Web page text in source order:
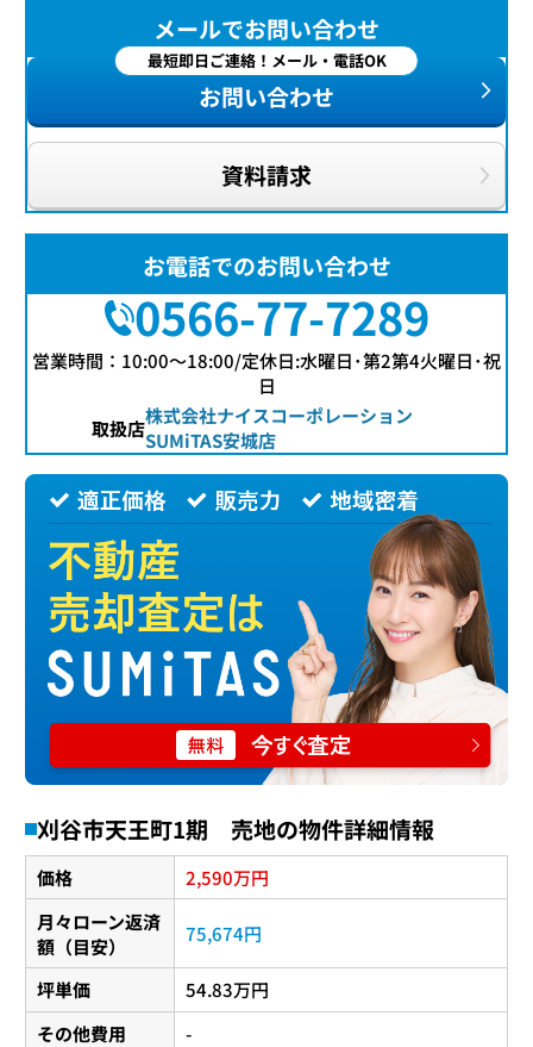
メールでお問い合わせ
最短即日ご連絡！メール・電話OK
お問い合わせ
資料請求
お電話でのお問い合わせ
0566-77-7289
営業時間：10:00〜18:00/定休日:水曜日･第2第4火曜日･祝
日
取扱店株式会社ナイスコーポレーション
SUMiTAS安城店
刈谷市天王町1期 売地の物件詳細情報
価格 2,590万円
月々ローン返済
額（目安）
75,674円
坪単価
54.83万円
その他費用
-